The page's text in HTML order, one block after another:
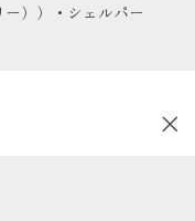
ー））・シェルパー